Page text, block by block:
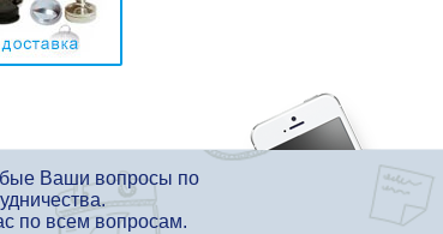
Ваши вопросы по
по всем вопросам.